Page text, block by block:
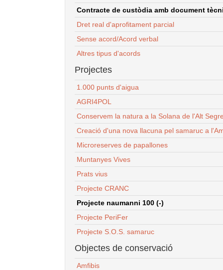
Contracte de custòdia amb document
Dret real d'aprofitament parcial
Sense acord/Acord verbal
Altres tipus d'acords
Projectes
1.000 punts d'aigua
AGRI4POL
Conservem la natura a la Solana de l'Alt
Creació d'una nova llacuna pel samaruc a
Microreserves de papallones
Muntanyes Vives
Prats vius
Projecte CRANC
Projecte naumanni 100 (-)
Projecte PeriFer
Projecte S.O.S. samaruc
Objectes de conservació
Amfibis